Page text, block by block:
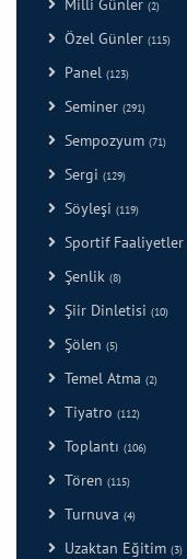
Milli Günler (2)
Özel Günler (115)
Panel (123)
Seminer (291)
Sempozyum (71)
Sergi (129)
Söyleşi (119)
Sportif Faaliyetler
Şenlik (8)
Şiir Dinletisi (10)
Şölen (5)
Temel Atma (2)
Tiyatro (112)
Toplantı (106)
Tören (115)
Turnuva (4)
Uzaktan Eğitim (3)